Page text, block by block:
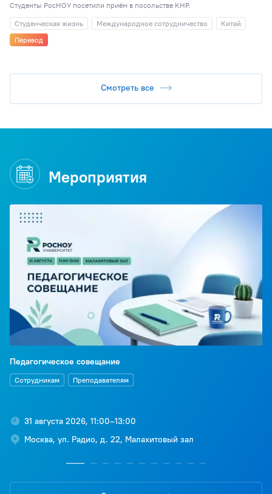
Студенты РосНОУ посетили приём в посольстве КНР.
Студенческая жизнь
Международное сотрудничество
Китай
Перевод
Смотреть все
Мероприятия
Педагогическое совещание
Сотрудникам Преподавателям
31 августа 2026, 11:00–13:00
Москва, ул. Радио, д. 22, Малахитовый зал